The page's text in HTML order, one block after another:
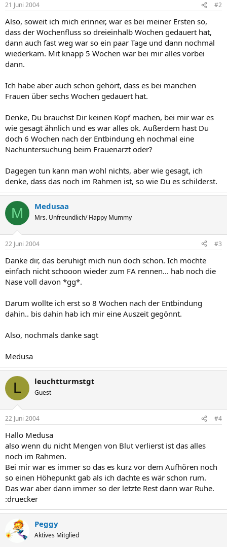
21 Juni 2004 #2
Also, soweit ich mich erinner, war es bei meiner Ersten so,
dass der Wochenfluss so dreieinhalb Wochen gedauert hat,
dann auch fast weg war so ein paar Tage und dann nochmal
wiederkam. Mit knapp 5 Wochen war bei mir alles vorbei
dann.
Ich habe aber auch schon gehört, dass es bei manchen
Frauen über sechs Wochen gedauert hat.
Denke, Du brauchst Dir keinen Kopf machen, bei mir war es
wie gesagt ähnlich und es war alles ok. Außerdem hast Du
doch 6 Wochen nach der Entbindung eh nochmal eine
Nachuntersuchung beim Frauenarzt oder?
Dagegen tun kann man wohl nichts, aber wie gesagt, ich
denke, dass das noch im Rahmen ist, so wie Du es schilderst.
M Medusaa
Mrs. Unfreundlich/ Happy Mummy
22 Juni 2004 #3
Danke dir, das beruhigt mich nun doch schon. Ich möchte
einfach nicht schooon wieder zum FA rennen... hab noch die
Nase voll davon *gg*.
Darum wollte ich erst so 8 Wochen nach der Entbindung
dahin.. bis dahin hab ich mir eine Auszeit gegönnt.
Also, nochmals danke sagt
Medusa
L leuchtturmstgt
Guest
22 Juni 2004 #4
Hallo Medusa
also wenn du nicht Mengen von Blut verlierst ist das alles
noch im Rahmen.
Bei mir war es immer so das es kurz vor dem Aufhören noch
so einen Höhepunkt gab als ich dachte es wär schon rum.
Das war aber dann immer so der letzte Rest dann war Ruhe.
:druecker
Peggy
Aktives Mitglied